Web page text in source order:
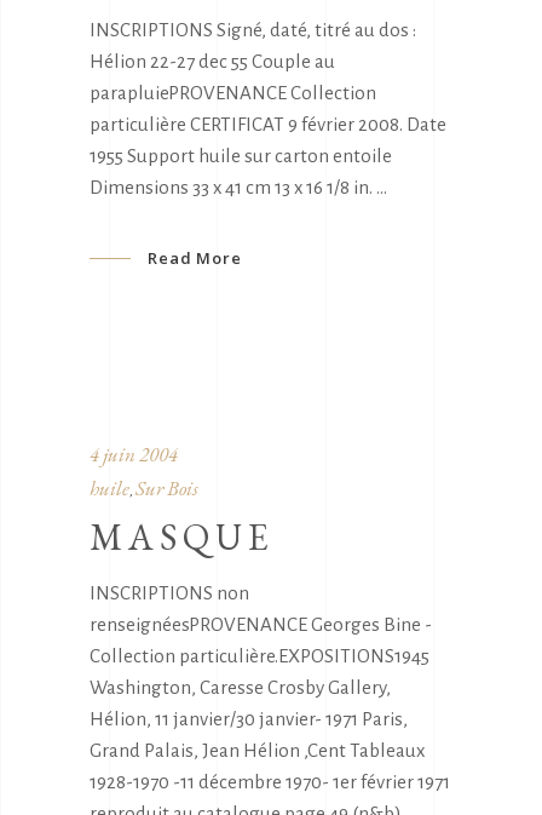
INSCRIPTIONS Signé, daté, titré au dos :
Hélion 22-27 dec 55 Couple au
parapluiePROVENANCE Collection
particulière CERTIFICAT 9 février 2008. Date
1955 Support huile sur carton entoile
Dimensions 33 x 41 cm 13 x 16 1/8 in.
Read More
4 juin 2004
huile, Sur Bois
MASQUE
INSCRIPTIONS non
renseignéesPROVENANCE Georges Bine -
Collection particulière.EXPOSITIONS1945
Washington, Caresse Crosby Gallery,
Hélion, 11 janvier/30 janvier- 1971 Paris,
Grand Palais, Jean Hélion ,Cent Tableaux
1928-1970 -11 décembre 1970- 1er février 1971